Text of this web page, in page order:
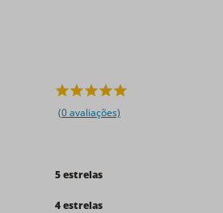
(0 avaliações)
5 estrelas
4 estrelas